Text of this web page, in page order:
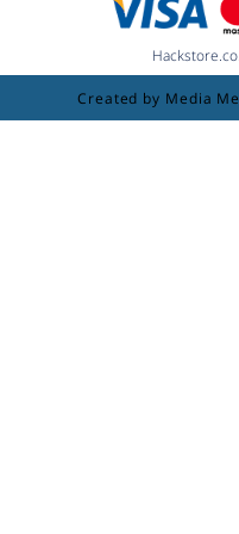
Created by Media Me